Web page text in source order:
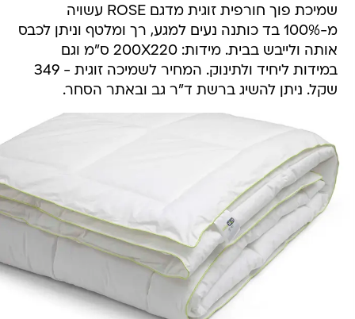
שמיכת פוך חורפית זוגית מדגם ROSE עשויה
מ-100% בד כותנה נעים למגע, רך ומלטף וניתן לכבס
אותה ולייבש בבית. מידות: 200X220 ס"מ וגם
במידות ליחיד ולתינוק. המחיר לשמיכה זוגית - 349
שקל. ניתן להשיג ברשת ד"ר גב ובאתר הסחר.